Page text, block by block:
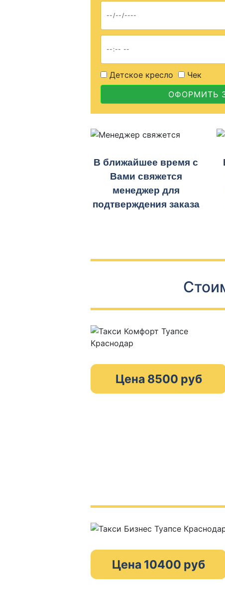
Детское кресло
Чек
ОФОРМИТЬ
В ближайшее время с
Вами свяжется
менеджер для
подтверждения заказа
Цена 8500 руб
Цена 10400 руб